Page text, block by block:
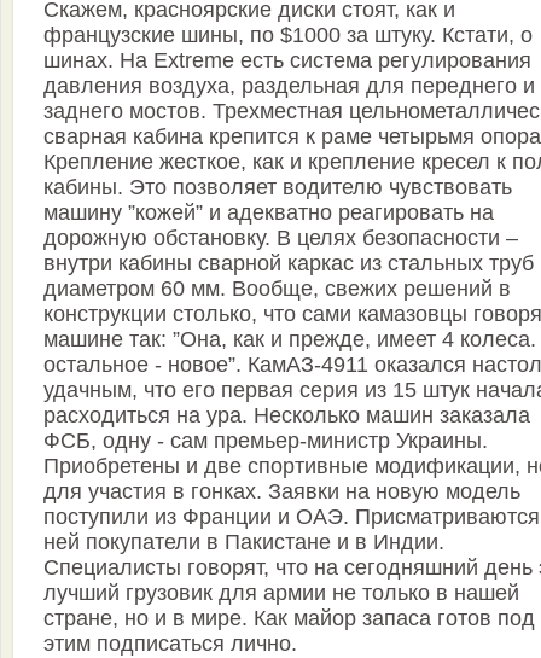
Скажем, красноярские диски стоят, как и
французские шины, по $1000 за штуку. Кстати, о
шинах. На Extreme есть система регулирования
давления воздуха, раздельная для переднего и
заднего мостов. Трехместная
сварная кабина крепится к раме четырьмя
Крепление жесткое, как и крепление кресел к
кабины. Это позволяет водителю чувствовать
машину ”кожей” и адекватно реагировать на
дорожную обстановку. В целях безопасности –
внутри кабины сварной каркас из стальных труб
диаметром 60 мм. Вообще, свежих решений в
конструкции столько, что сами камазовцы
машине так: ”Она, как и прежде, имеет 4
остальное - новое”. КамАЗ-4911 оказался
удачным, что его первая серия из 15 штук
расходиться на ура. Несколько машин заказала
ФСБ, одну - сам премьер-министр Украины.
Приобретены и две спортивные модификации,
для участия в гонках. Заявки на новую модель
поступили из Франции и ОАЭ.
ней покупатели в Пакистане и в Индии.
Специалисты говорят, что на сегодняшний день
лучший грузовик для армии не только в нашей
стране, но и в мире. Как майор запаса готов под
этим подписаться лично.